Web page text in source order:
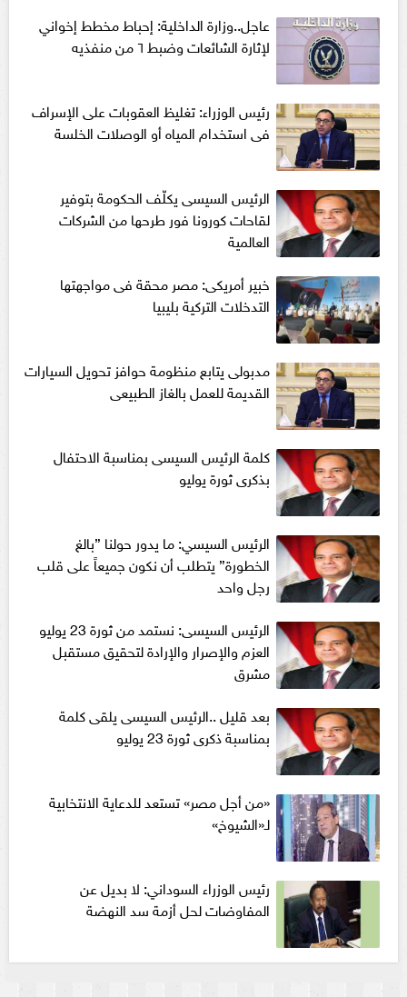
عاجل..وزارة الداخلية: إحباط مخطط إخواني
لإثارة الشائعات وضبط ٦ من منفذيه
رئيس الوزراء: تغليظ العقوبات على الإسراف
فى استخدام المياه أو الوصلات الخلسة
الرئيس السيسى يكلّف الحكومة بتوفير
لقاحات كورونا فور طرحها من الشركات
العالمية
خبير أمريكى: مصر محقة فى مواجهتها
التدخلات التركية بليبيا
مدبولى يتابع منظومة حوافز تحويل السيارات
القديمة للعمل بالغاز الطبيعى
كلمة الرئيس السيسى بمناسبة الاحتفال
بذكرى ثورة يوليو
الرئيس السيسي: ما يدور حولنا ”بالغ
الخطورة” يتطلب أن نكون جميعاً على قلب
رجل واحد
الرئيس السيسى: نستمد من ثورة 23 يوليو
العزم والإصرار والإرادة لتحقيق مستقبل
مشرق
بعد قليل ..الرئيس السيسى يلقى كلمة
بمناسبة ذكرى ثورة 23 يوليو
«من أجل مصر» تستعد للدعاية الانتخابية
لـ«الشيوخ»
رئيس الوزراء السوداني: لا بديل عن
المفاوضات لحل أزمة سد النهضة